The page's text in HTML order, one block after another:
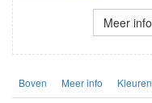
Meer info
Boven Meer info Kleuren